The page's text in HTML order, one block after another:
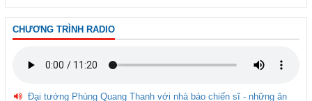
CHƯƠNG TRÌNH RADIO
Đại tướng Phùng Quang Thanh với nhà báo chiến sĩ - những ân